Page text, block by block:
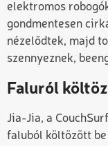
elektromos
gondmentesen
nézelődtek, majd
szennyeznek,
Faluról
Jia-Jia, a
faluból költözött